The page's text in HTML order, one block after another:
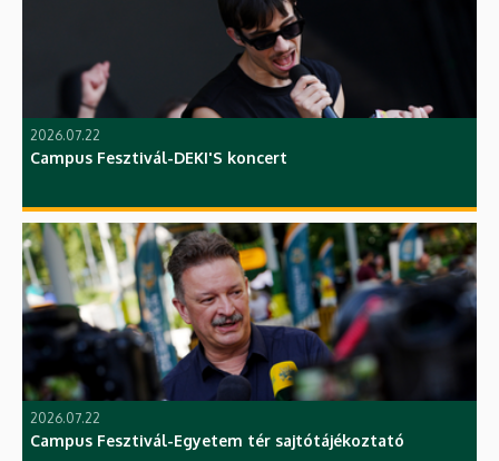
2026.07.22
Campus Fesztivál-DEKI'S koncert
2026.07.22
Campus Fesztivál-Egyetem tér sajtótájékoztató